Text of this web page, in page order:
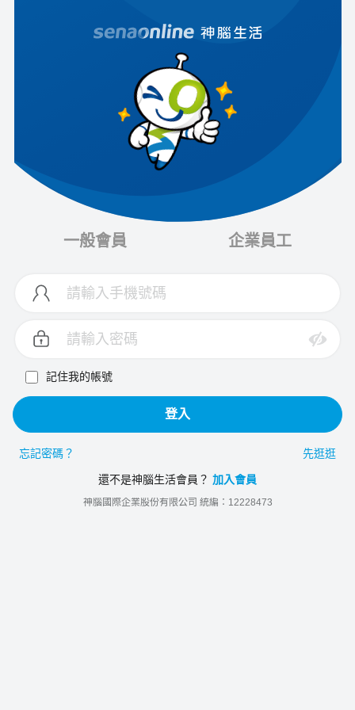
一般會員 企業員工
記住我的帳號
登入
忘記密碼？ 先逛逛
還不是神腦生活會員？ 加入會員
神腦國際企業股份有限公司 統編：12228473